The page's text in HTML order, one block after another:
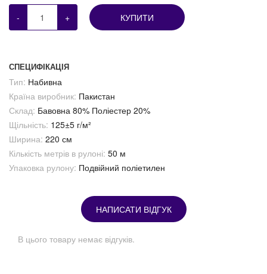
- + КУПИТИ
СПЕЦИФІКАЦІЯ
Тип: Набивна
Країна виробник: Пакистан
Склад: Бавовна 80% Поліестер 20%
Щільність: 125±5 г/м²
Ширина: 220 см
Кількість метрів в рулоні: 50 м
Упаковка рулону: Подвійний поліетилен
НАПИСАТИ ВІДГУК
В цього товару немає відгуків.